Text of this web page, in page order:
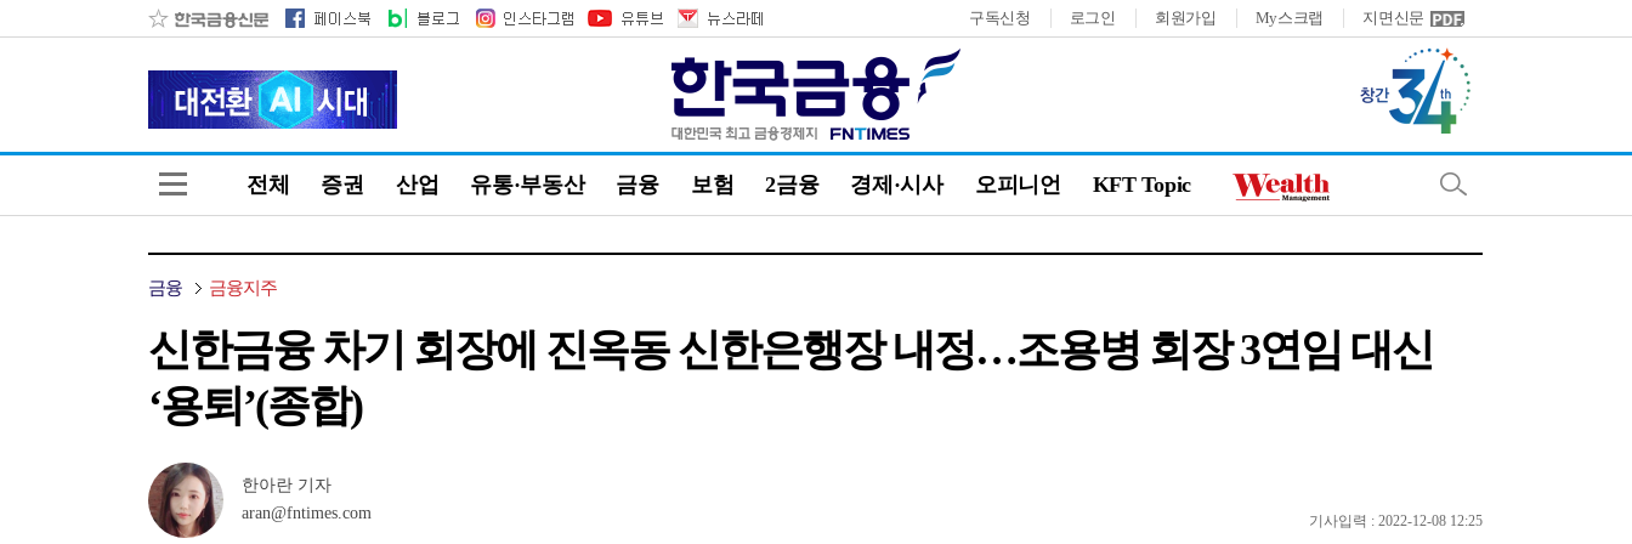
구독신청 로그인 회원가입 My스크랩 지면신문
전체 증권 산업 유통·부동산 금융 보험 2금융 경제·시사 오피니언 KFT Topic
금융 금융지주
신한금융 차기 회장에 진옥동 신한은행장 내정…조용병 회장 3연임 대신
‘용퇴’(종합)
한아란 기자
aran@fntimes.com
기사입력 : 2022-12-08 12:25